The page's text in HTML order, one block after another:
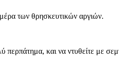
των θρησκευτικών αργιών.
και να ντυθείτε με